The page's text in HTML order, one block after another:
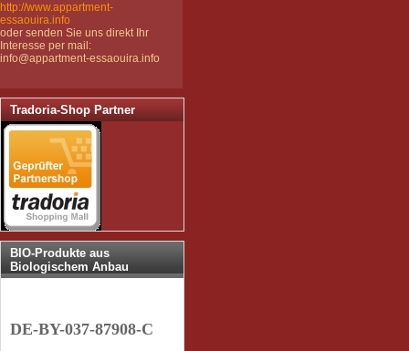
http://www.appartment-
essaouira.info
oder senden Sie uns direkt Ihr
Interesse per mail:
info@appartment-essaouira.info
Tradoria-Shop Partner
BIO-Produkte aus
Biologischem Anbau
DE-BY-037-87908-C